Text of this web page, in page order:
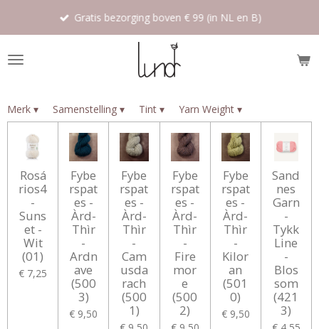
de
Gratis bezorging boven € 99 (in NL en B)
Merk ▾ Samenstelling ▾ Tint ▾ Yarn Weight ▾
Rosá
rios4
-
Suns
et -
Wit
(01)
€ 7,25
Fybe
rspat
es -
Àrd-
Thìr
-
Ardn
ave
(500
3)
€ 9,50
Fybe
rspat
es -
Àrd-
Thìr
-
Cam
usda
rach
(500
1)
Fybe
rspat
es -
Àrd-
Thìr
-
Fire
mor
e
(500
2)
Fybe
rspat
es -
Àrd-
Thìr
-
Kilor
an
(501
0)
€ 9,50
Sand
nes
Garn
-
Tykk
Line
-
Blos
som
(421
3)